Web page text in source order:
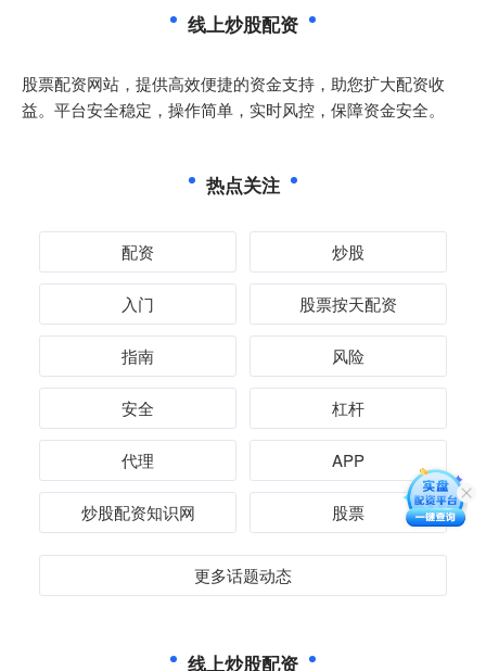
线上炒股配资
股票配资网站，提供高效便捷的资金支持，助您扩大配资收
益。平台安全稳定，操作简单，实时风控，保障资金安全。
热点关注
配资 炒股
入门 股票按天配资
指南 风险
安全 杠杆
代理 APP
炒股配资知识网 股票
更多话题动态
线上炒股配资